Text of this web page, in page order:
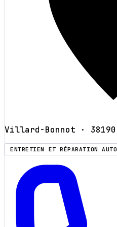
Villard-Bonnot · 38190
ENTRETIEN ET RÉPARATION AUTO